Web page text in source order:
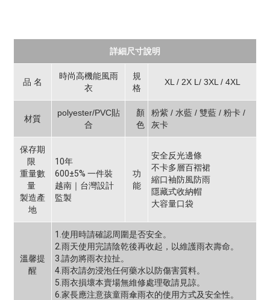
詳細尺寸說明
品 名
時尚高機能風雨
衣
規
格
XL / 2X L/ 3XL / 4XL
材質
polyester/PVC貼
合
顏
色
粉紫 / 水藍 / 雙藍 / 粉卡 /
灰卡
保存期
限
重量數
量
製造產
地
10年
600±5% 一件裝
越南｜台灣設計
監製
功
能
安全反光邊條
不卡多層百褶裙
縮口袖防風防雨
隱藏式收納帽
大容量口袋
溫馨提
醒
1.使用時請確認周圍是否安全。
2.雨天使用完請陰乾後再收起，以維護雨衣壽命。
3.請勿將雨衣拉扯。
4.雨衣請勿浸泡任何藥水以防傷害質料。
5.雨衣損壞本賣場無維修處理敬請見諒。
6.家長應注意孩童雨傘雨衣的使用方式及安全性。